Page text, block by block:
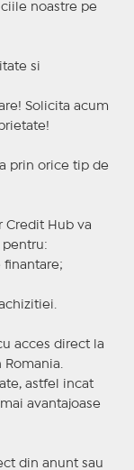
noastre pe
si
Solicita acum
prin orice tip de
Credit Hub va
pentru:
acces direct la
astfel incat
avantajoase
din anunt sau